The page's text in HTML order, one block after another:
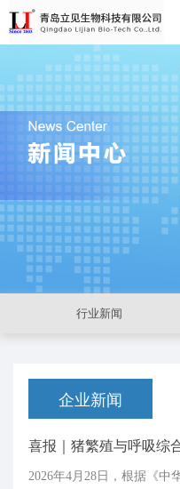
行业新闻
企业新闻
2026年4月28日，根据《中